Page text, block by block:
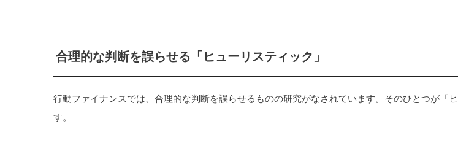
合理的な判断を誤らせる「ヒューリスティック」
行動ファイナンスでは、合理的な判断を誤らせるものの研究がなされています。そのひとつが「
す。